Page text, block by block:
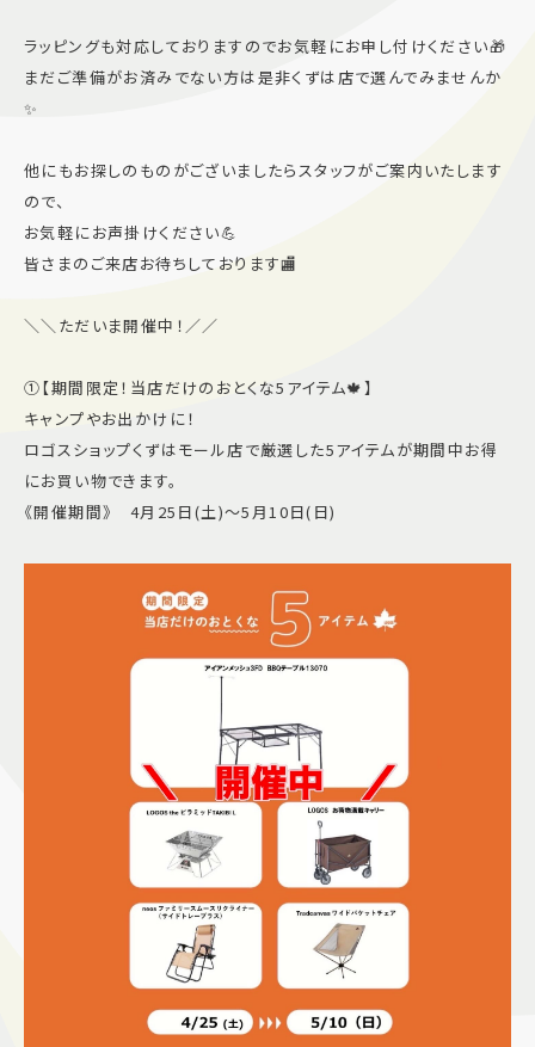
ラッピングも対応しておりますのでお気軽にお申し付けください🎁
まだご準備がお済みでない方は是非くずは店で選んでみませんか
✨
他にもお探しのものがございましたらスタッフがご案内いたします
ので、
お気軽にお声掛けください💪
皆さまのご来店お待ちしております🏬
＼＼ただいま開催中！／／
①【期間限定！当店だけのおとくな5アイテム🍁】
キャンプやお出かけに！
ロゴスショップくずはモール店で厳選した5アイテムが期間中お得
にお買い物できます。
《開催期間》 4月25日(土)〜5月10日(日)